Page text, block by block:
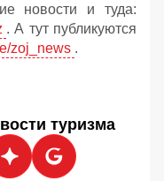
новости и туда:
. А тут публикуются
zoj_news .
туризма